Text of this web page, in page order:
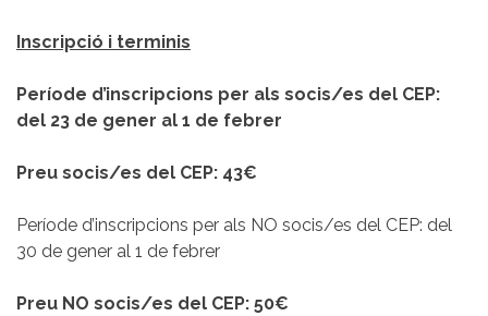
Inscripció i terminis
Període d’inscripcions per als socis/es del CEP:
del 23 de gener al 1 de febrer
Preu socis/es del CEP: 43€
Període d’inscripcions per als NO socis/es del CEP: del
30 de gener al 1 de febrer
Preu NO socis/es del CEP: 50€